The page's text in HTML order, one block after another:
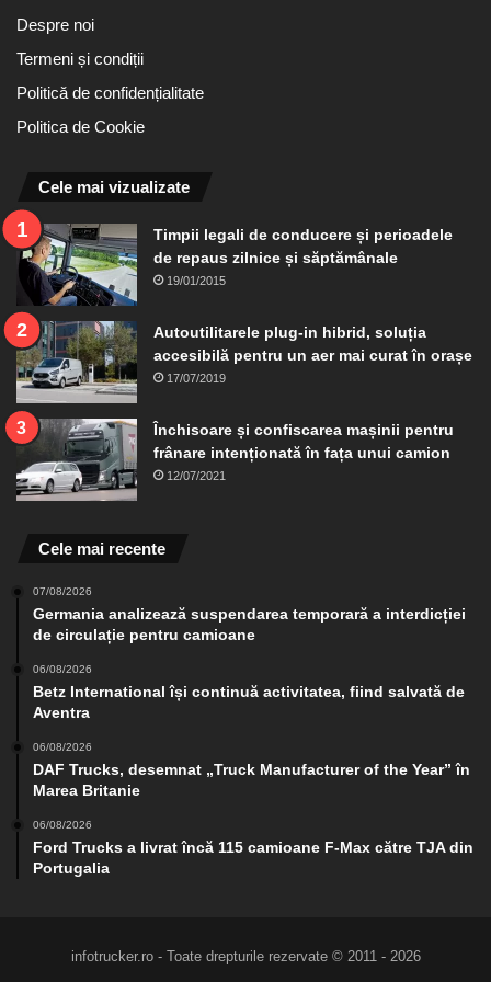
Despre noi
Termeni și condiții
Politică de confidențialitate
Politica de Cookie
Cele mai vizualizate
Timpii legali de conducere și perioadele
de repaus zilnice și săptămânale
19/01/2015
Autoutilitarele plug-in hibrid, soluția
accesibilă pentru un aer mai curat în orașe
17/07/2019
Închisoare și confiscarea mașinii pentru
frânare intenționată în fața unui camion
12/07/2021
Cele mai recente
07/08/2026
Germania analizează suspendarea temporară a interdicției
de circulație pentru camioane
06/08/2026
Betz International își continuă activitatea, fiind salvată de
Aventra
06/08/2026
DAF Trucks, desemnat „Truck Manufacturer of the Year” în
Marea Britanie
06/08/2026
Ford Trucks a livrat încă 115 camioane F-Max către TJA din
Portugalia
infotrucker.ro - Toate drepturile rezervate © 2011 - 2026